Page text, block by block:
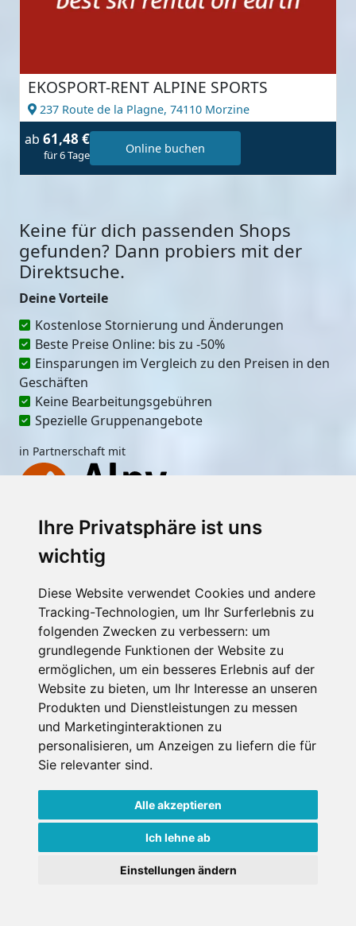
Ihre Privatsphäre ist uns
wichtig
Diese Website verwendet Cookies und andere
Tracking-Technologien, um Ihr Surferlebnis zu
folgenden Zwecken zu verbessern: um
grundlegende Funktionen der Website zu
ermöglichen, um ein besseres Erlebnis auf der
Website zu bieten, um Ihr Interesse an unseren
Produkten und Dienstleistungen zu messen
und Marketinginteraktionen zu
personalisieren, um Anzeigen zu liefern die für
Sie relevanter sind.
Alle akzeptieren
Ich lehne ab
Einstellungen ändern
EKOSPORT-RENT ALPINE SPORTS
237 Route de la Plagne, 74110 Morzine
ab 61,48 €
für 6 Tage Online buchen
Keine für dich passenden Shops
gefunden? Dann probiers mit der
Direktsuche.
Ort
Erster Miettag
Letzter Miettag
1
Erwachsene
über 18 Jahre bei Mietantritt
0
Kinder
unter 18 Jahre bei Mietantritt
Deine Vorteile
Kostenlose Stornierung und Änderungen
Beste Preise Online: bis zu -50%
Einsparungen im Vergleich zu den Preisen in den
Geschäften
Keine Bearbeitungsgebühren
Spezielle Gruppenangebote
in Partnerschaft mit